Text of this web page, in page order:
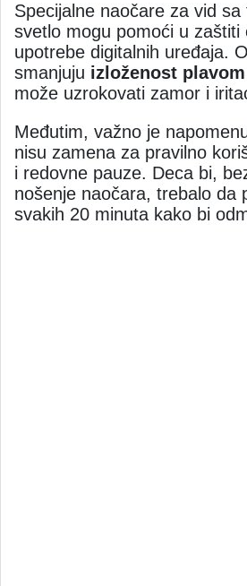
Specijalne naočare za vid
svetlo mogu pomoći u zaštiti
upotrebe digitalnih uređaja.
smanjuju izloženost
može uzrokovati zamor i
Međutim, važno je
nisu zamena za pravilno
i redovne pauze. Deca bi,
nošenje naočara, trebalo da
svakih 20 minuta kako bi